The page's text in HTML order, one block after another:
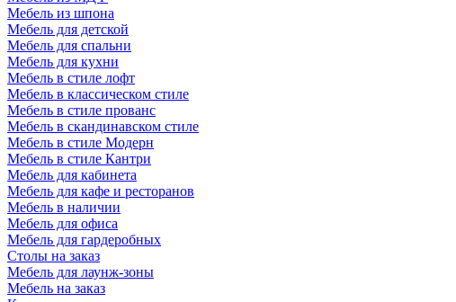
Мебель из шпона
Мебель для детской
Мебель для спальни
Мебель для кухни
Мебель в стиле лофт
Мебель в классическом стиле
Мебель в стиле прованс
Мебель в скандинавском стиле
Мебель в стиле Модерн
Мебель в стиле Кантри
Мебель для кабинета
Мебель для кафе и ресторанов
Мебель в наличии
Мебель для офиса
Мебель для гардеробных
Столы на заказ
Мебель для лаунж-зоны
Мебель на заказ